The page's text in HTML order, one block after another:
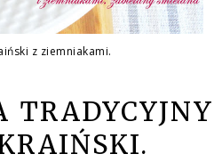
z ziemniakami.
TRADYCYJNY